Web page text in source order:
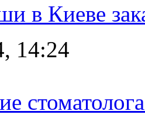
в Киеве
14:24